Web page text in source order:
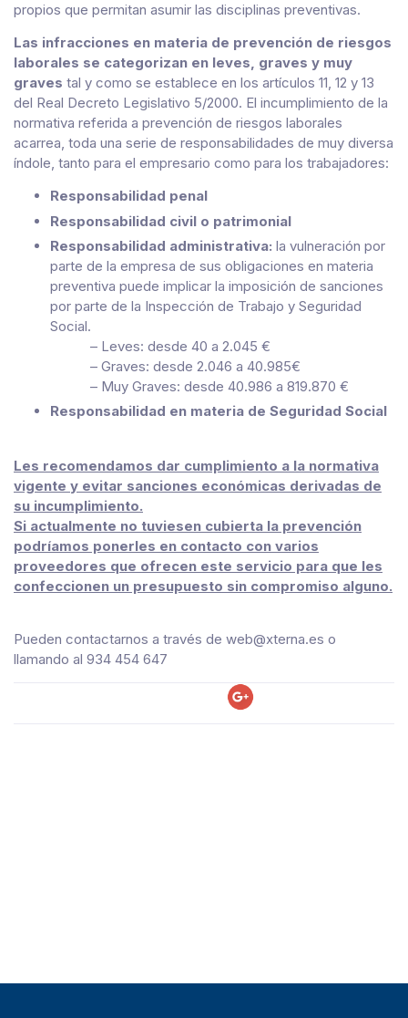
propios que permitan asumir las disciplinas preventivas.
Las infracciones en materia de prevención de riesgos
laborales se categorizan en leves, graves y muy
graves tal y como se establece en los artículos 11, 12 y 13
del Real Decreto Legislativo 5/2000. El incumplimiento de la
normativa referida a prevención de riesgos laborales
acarrea, toda una serie de responsabilidades de muy diversa
índole, tanto para el empresario como para los trabajadores:
Responsabilidad penal
Responsabilidad civil o patrimonial
Responsabilidad administrativa: la vulneración por
parte de la empresa de sus obligaciones en materia
preventiva puede implicar la imposición de sanciones
por parte de la Inspección de Trabajo y Seguridad
Social.
– Leves: desde 40 a 2.045 €
– Graves: desde 2.046 a 40.985€
– Muy Graves: desde 40.986 a 819.870 €
Responsabilidad en materia de Seguridad Social
Les recomendamos dar cumplimiento a la normativa
vigente y evitar sanciones económicas derivadas de
su incumplimiento.
Si actualmente no tuviesen cubierta la prevención
podríamos ponerles en contacto con varios
proveedores que ofrecen este servicio para que les
confeccionen un presupuesto sin compromiso alguno.
Pueden contactarnos a través de web@xterna.es o
llamando al 934 454 647